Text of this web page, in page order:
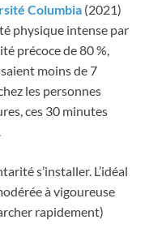
Columbia (2021)
physique intense par
précoce de 80 %,
moins de 7
les personnes
ces 30 minutes
s’installer. L’idéal
à vigoureuse
rapidement)